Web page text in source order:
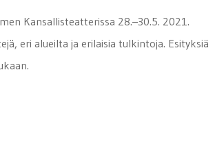
Kansallisteatterissa 28.–30.5. 2021.
eri alueilta ja erilaisia tulkintoja. Esityksiä